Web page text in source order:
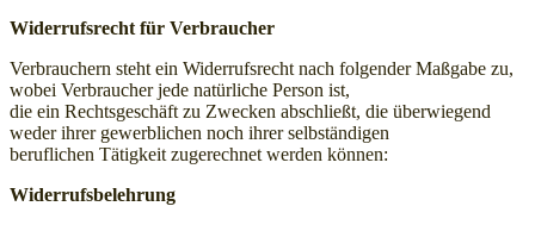
Widerrufsrecht für Verbraucher
Verbrauchern steht ein Widerrufsrecht nach folgender Maßgabe zu,
wobei Verbraucher jede natürliche Person ist,
die ein Rechtsgeschäft zu Zwecken abschließt, die überwiegend
weder ihrer gewerblichen noch ihrer selbständigen
beruflichen Tätigkeit zugerechnet werden können:
Widerrufsbelehrung